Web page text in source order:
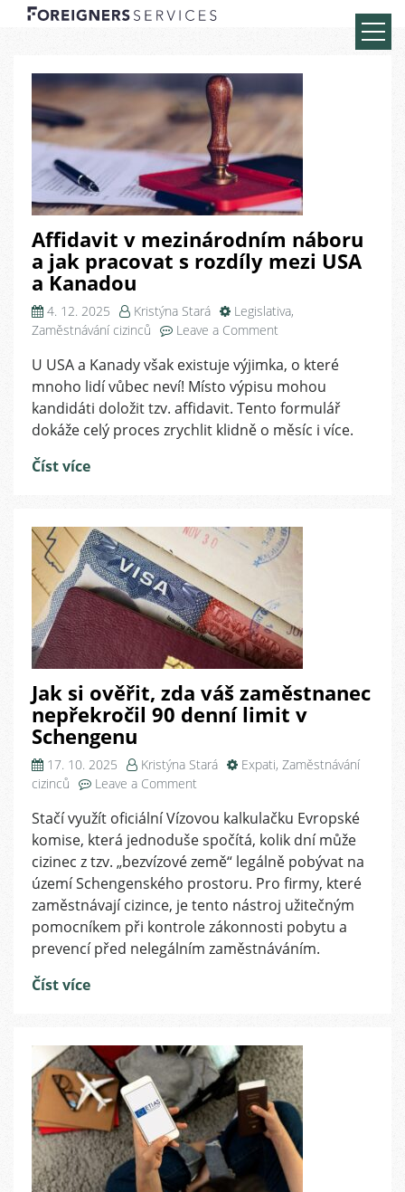
Affidavit v mezinárodním náboru
a jak pracovat s rozdíly mezi USA
a Kanadou
4. 12. 2025 Kristýna Stará Legislativa,
Zaměstnávání cizinců
Leave a Comment
v
mezinárodním
náboru
a
USA
a
U USA a Kanady však existuje výjimka, o které
mnoho lidí vůbec neví! Místo výpisu mohou
kandidáti doložit tzv. affidavit. Tento formulář
dokáže celý proces zrychlit klidně o měsíc i více.
Číst více
Jak si ověřit, zda váš zaměstnanec
nepřekročil 90 denní limit v
Schengenu
17. 10. 2025 Kristýna Stará Expati, Zaměstnávání
cizinců
Leave a Comment
si
ověřit,
zda
váš
zaměstnanec
nepřekročil
90
denní
Stačí využít oficiální Vízovou kalkulačku Evropské
komise, která jednoduše spočítá, kolik dní může
cizinec z tzv. „bezvízové země“ legálně pobývat na
území Schengenského prostoru. Pro firmy, které
zaměstnávají cizince, je tento nástroj užitečným
pomocníkem při kontrole zákonnosti pobytu a
prevencí před nelegálním zaměstnáváním.
Číst více